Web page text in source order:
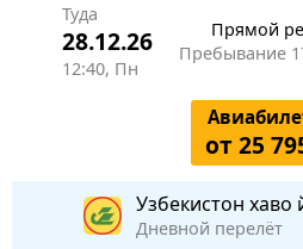
Туда
28.12.26
12:40, Пн
Прямой
Пребывание
от 25
Узбекистон хаво
Дневной перелёт